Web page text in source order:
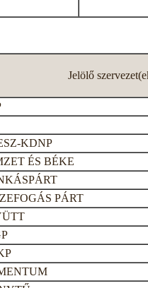
Jelölő
KDNP
ÉS BÉKE
PÁRT